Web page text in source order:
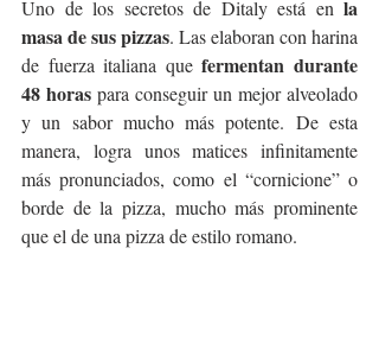
Uno de los secretos de Ditaly está en la
masa de sus pizzas. Las elaboran con harina
de fuerza italiana que fermentan durante
48 horas para conseguir un mejor alveolado
y un sabor mucho más potente. De esta
manera, logra unos matices infinitamente
más pronunciados, como el “cornicione” o
borde de la pizza, mucho más prominente
que el de una pizza de estilo romano.